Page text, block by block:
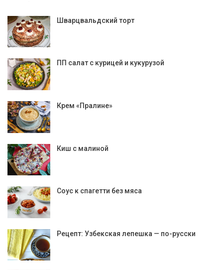
Шварцвальдский торт
ПП салат с курицей и кукурузой
Крем «Пралине»
Киш с малиной
Соус к спагетти без мяса
Рецепт: Узбекская лепешка — по-русски